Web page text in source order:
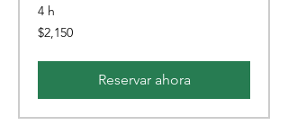
4 h
2,150
pesos
$2,150
Reservar ahora